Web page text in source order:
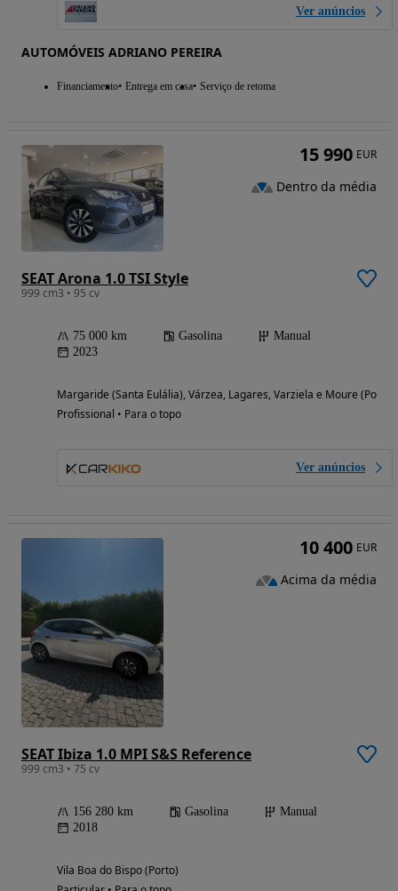
Ver anúncios
AUTOMÓVEIS ADRIANO PEREIRA
Financiamento Entrega em casa Serviço de retoma
SEAT Arona 1.0 TSI Style
999 cm3 • 95 cv
75 000 km Gasolina
Manual
2023
Margaride (Santa Eulália), Várzea, Lagares, Varziela e Moure (Porto)
Profissional • Para o topo
Ver anúncios
15 990 EUR
Dentro da média
SEAT Ibiza 1.0 MPI S&S Reference
999 cm3 • 75 cv
156 280 km Gasolina
Manual
2018
Vila Boa do Bispo (Porto)
10 400 EUR
Acima da média